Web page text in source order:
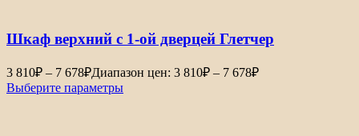
Шкаф верхний с 1-ой дверцей Глетчер
3 810₽ – 7 678₽Диапазон цен: 3 810₽ – 7 678₽
Выберите параметры